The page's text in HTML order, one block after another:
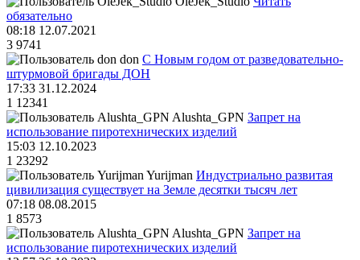
обязательно
08:18 12.07.2021
3 9741
don С Новым годом от разведовательно-
штурмовой бригады ДОН
17:33 31.12.2024
1 12341
Alushta_GPN Запрет на
использование пиротехнических изделий
15:03 12.10.2023
1 23292
Yurijman Индустриально развитая
цивилизация существует на Земле десятки тысяч лет
07:18 08.08.2015
1 8573
Alushta_GPN Запрет на
использование пиротехнических изделий